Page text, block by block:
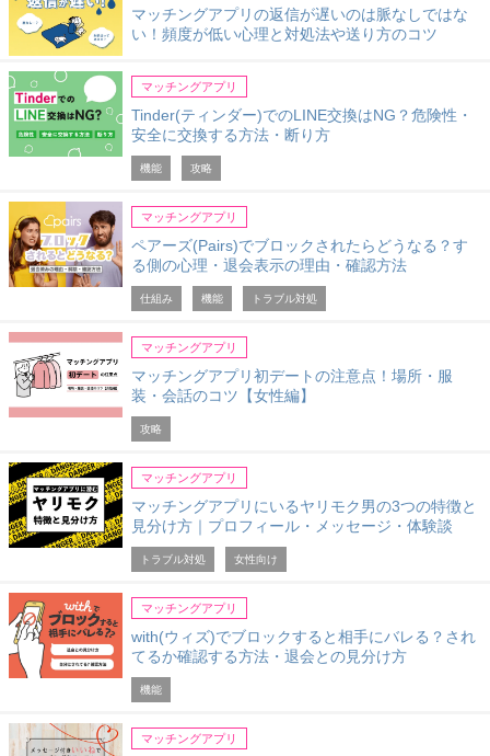
マッチングアプリの返信が遅いのは脈なしではな
い！頻度が低い心理と対処法や送り方のコツ
マッチングアプリ
Tinder(ティンダー)でのLINE交換はNG？危険性・
安全に交換する方法・断り方
機能 攻略
マッチングアプリ
ペアーズ(Pairs)でブロックされたらどうなる？す
る側の心理・退会表示の理由・確認方法
仕組み 機能 トラブル対処
マッチングアプリ
マッチングアプリ初デートの注意点！場所・服
装・会話のコツ【女性編】
攻略
マッチングアプリ
マッチングアプリにいるヤリモク男の3つの特徴と
見分け方｜プロフィール・メッセージ・体験談
トラブル対処 女性向け
マッチングアプリ
with(ウィズ)でブロックすると相手にバレる？され
てるか確認する方法・退会との見分け方
機能
マッチングアプリ